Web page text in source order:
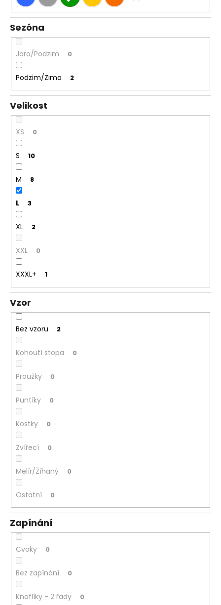
Sezóna
Jaro/Podzim 0
Podzim/Zima 2
Velikost
XS 0
S 10
M 8
L 3
XL 2
XXL 0
XXXL+ 1
Vzor
Bez vzoru 2
Kohoutí stopa 0
Proužky 0
Puntíky 0
Kostky 0
Zvířecí 0
Melír/Žíhaný 0
Ostatní 0
Zapínání
Cvoky 0
Bez zapínání 0
Knoflíky - 2 řady 0